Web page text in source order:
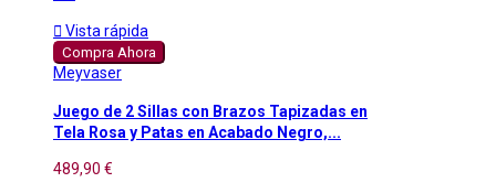
 Vista rápida
Compra Ahora
Meyvaser
Juego de 2 Sillas con Brazos Tapizadas en
Tela Rosa y Patas en Acabado Negro,...
489,90 €